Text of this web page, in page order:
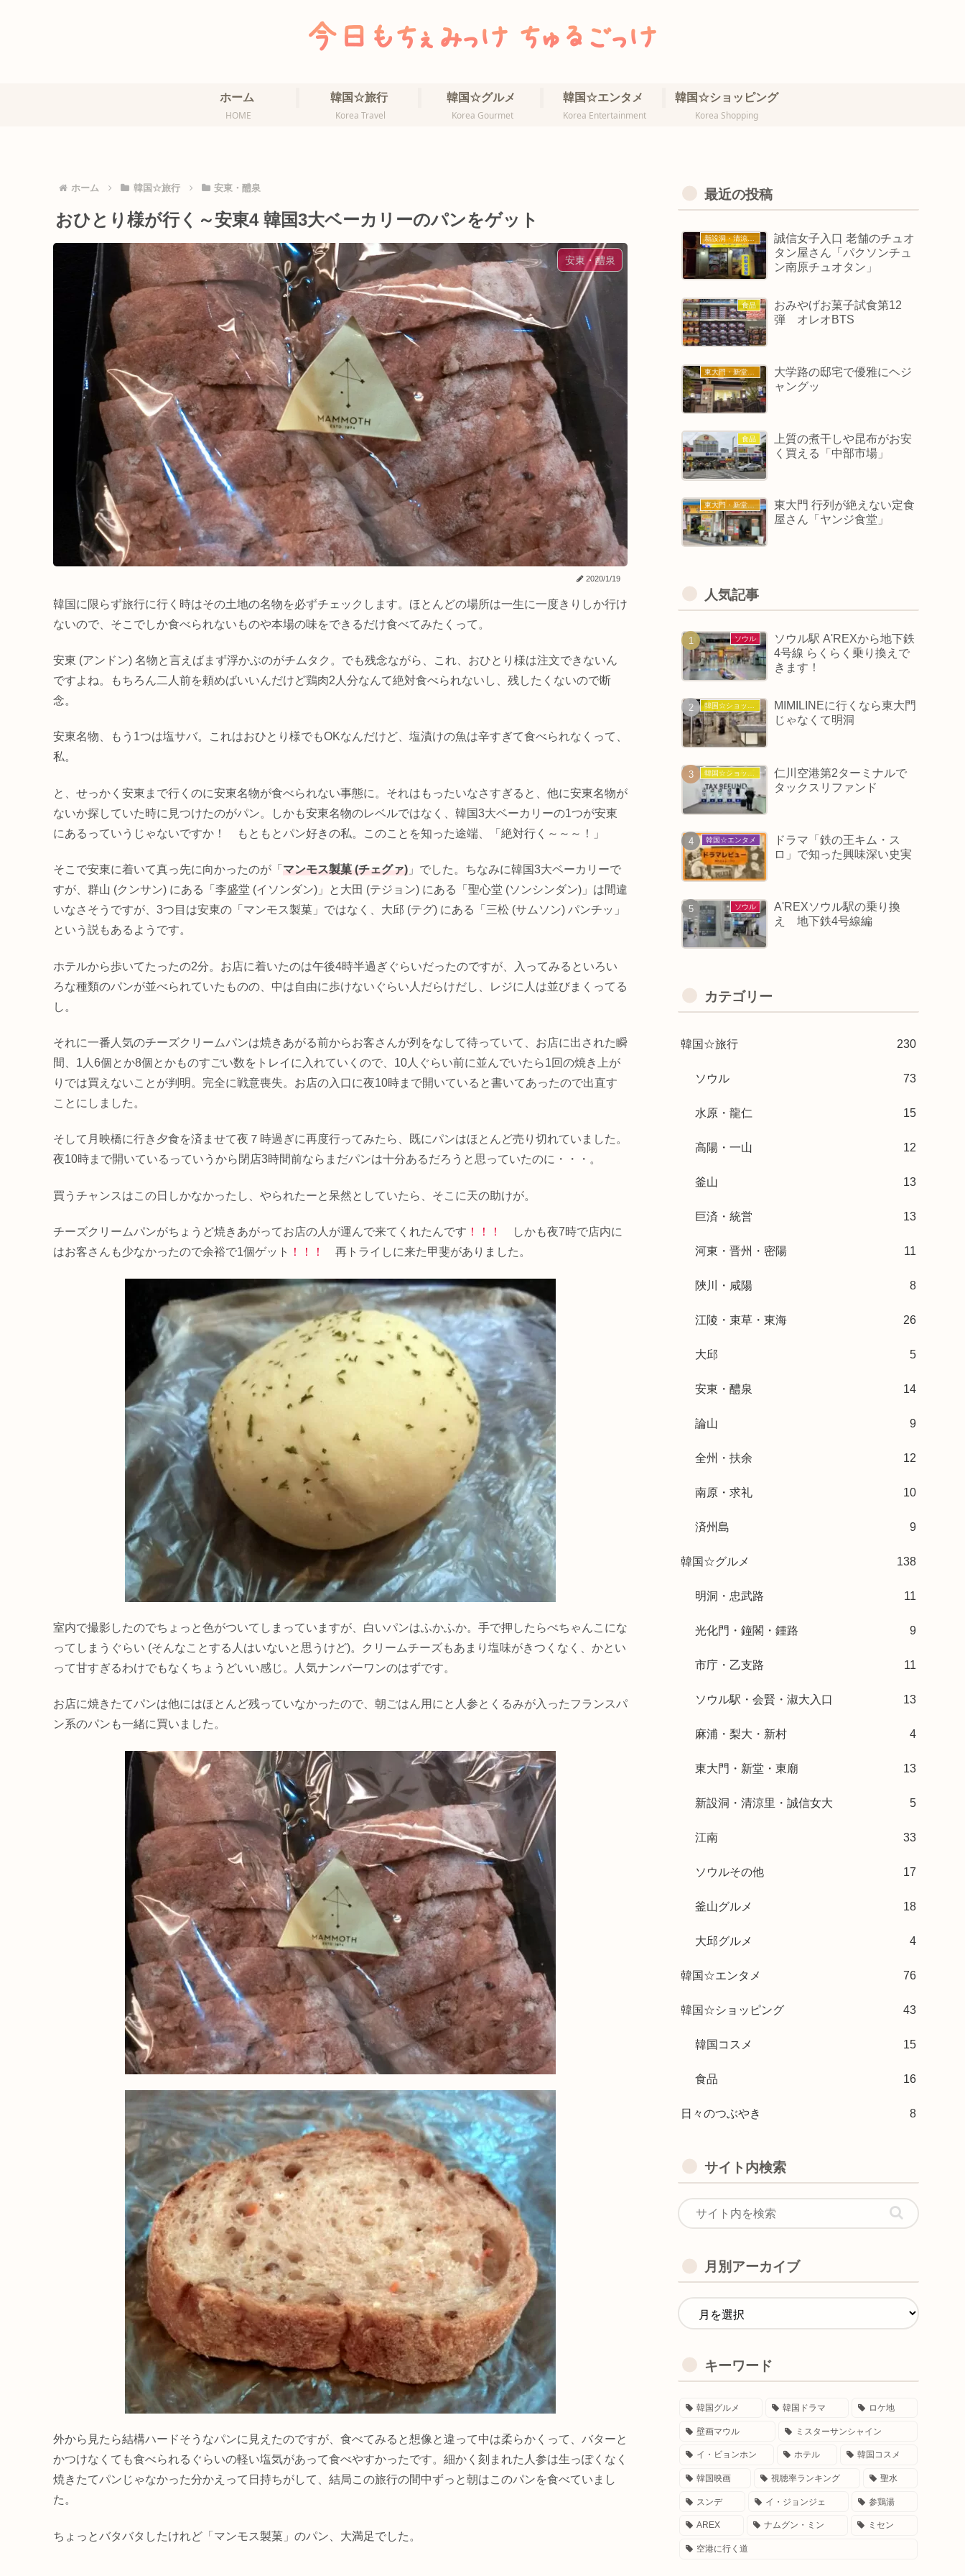
ホーム
HOME
韓国☆旅行
Korea Travel
韓国☆グルメ
Korea Gourmet
韓国☆エンタメ
Korea Entertainment
韓国☆ショッピング
Korea Shopping
ホーム 韓国☆旅行 安東・醴泉
おひとり様が行く～安東4 韓国3大ベーカリーのパンをゲット
安東・醴泉
2020/1/19
韓国に限らず旅行に行く時はその土地の名物を必ずチェックします。ほとんどの場所は一生に一度きりしか行け
ないので、そこでしか食べられないものや本場の味をできるだけ食べてみたくって。
安東 (アンドン) 名物と言えばまず浮かぶのがチムタク。でも残念ながら、これ、おひとり様は注文できないん
ですよね。もちろん二人前を頼めばいいんだけど鶏肉2人分なんて絶対食べられないし、残したくないので断
念。
安東名物、もう1つは塩サバ。これはおひとり様でもOKなんだけど、塩漬けの魚は辛すぎて食べられなくって、
私。
と、せっかく安東まで行くのに安東名物が食べられない事態に。それはもったいなさすぎると、他に安東名物が
ないか探していた時に見つけたのがパン。しかも安東名物のレベルではなく、韓国3大ベーカリーの1つが安東
にあるっていうじゃないですか！ もともとパン好きの私。このことを知った途端、「絶対行く～～～！」
そこで安東に着いて真っ先に向かったのが「 マンモス製菓 (チェグァ) 」でした。ちなみに韓国3大ベーカリーで
すが、群山 (クンサン) にある「李盛堂 (イソンダン)」と大田 (テジョン) にある「聖心堂 (ソンシンダン)」は間違
いなさそうですが、3つ目は安東の「マンモス製菓」ではなく、大邱 (テグ) にある「三松 (サムソン) パンチッ」
という説もあるようです。
ホテルから歩いてたったの2分。お店に着いたのは午後4時半過ぎぐらいだったのですが、入ってみるといろい
ろな種類のパンが並べられていたものの、中は自由に歩けないぐらい人だらけだし、レジに人は並びまくってる
し。
それに一番人気のチーズクリームパンは焼きあがる前からお客さんが列をなして待っていて、お店に出された瞬
間、1人6個とか8個とかものすごい数をトレイに入れていくので、10人ぐらい前に並んでいたら1回の焼き上が
りでは買えないことが判明。完全に戦意喪失。お店の入口に夜10時まで開いていると書いてあったので出直す
ことにしました。
そして月映橋に行き夕食を済ませて夜７時過ぎに再度行ってみたら、既にパンはほとんど売り切れていました。
夜10時まで開いているっていうから閉店3時間前ならまだパンは十分あるだろうと思っていたのに・・・。
買うチャンスはこの日しかなかったし、やられたーと呆然としていたら、そこに天の助けが。
チーズクリームパンがちょうど焼きあがってお店の人が運んで来てくれたんです ！！！
しかも夜7時で店内に
はお客さんも少なかったので余裕で1個ゲット
！！！ 再トライしに来た甲斐がありました。
室内で撮影したのでちょっと色がついてしまっていますが、白いパンはふかふか。手で押したらぺちゃんこにな
ってしまうぐらい (そんなことする人はいないと思うけど)。クリームチーズもあまり塩味がきつくなく、かとい
って甘すぎるわけでもなくちょうどいい感じ。人気ナンバーワンのはずです。
お店に焼きたてパンは他にはほとんど残っていなかったので、朝ごはん用にと人参とくるみが入ったフランスパ
ン系のパンも一緒に買いました。
外から見たら結構ハードそうなパンに見えたのですが、食べてみると想像と違って中は柔らかくって、バターと
かつけなくても食べられるぐらいの軽い塩気があって食べやすかったです。細かく刻まれた人参は生っぽくなく
焼きたてパンじゃなかった分かえって日持ちがして、結局この旅行の間中ずっと朝はこのパンを食べていまし
た。
ちょっとバタバタしたけれど「マンモス製菓」のパン、大満足でした。
最近の投稿
新設洞・清涼里・誠信女大
誠信女子入口 老舗のチュオ
タン屋さん「パクソンチュ
ン南原チュオタン」
食品
おみやげお菓子試食第12
弾 オレオBTS
大学路の邸宅で優雅にヘジ
ャングッ
食品
上質の煮干しや昆布がお安
く買える「中部市場」
東大門・新堂・東廟
東大門 行列が絶えない定食
屋さん「ヤンジ食堂」
人気記事
ソウル
ソウル駅 A'REXから地下鉄
4号線 らくらく乗り換えで
きます！
韓国☆ショッピング
MIMILINEに行くなら東大門
じゃなくて明洞
仁川空港第2ターミナルで
タックスリファンド
韓国☆エンタメ
ドラマ「鉄の王キム・ス
ロ」で知った興味深い史実
ソウル
A'REXソウル駅の乗り換
え 地下鉄4号線編
カテゴリー
韓国☆旅行 230
ソウル 73
水原・龍仁 15
高陽・一山 12
釜山 13
巨済・統営 13
河東・晋州・密陽 11
陜川・咸陽 8
江陵・束草・東海 26
大邱 5
安東・醴泉 14
論山 9
全州・扶余 12
南原・求礼 10
済州島 9
韓国☆グルメ 138
明洞・忠武路 11
光化門・鐘閣・鍾路 9
市庁・乙支路 11
ソウル駅・会賢・淑大入口 13
麻浦・梨大・新村 4
東大門・新堂・東廟 13
新設洞・清涼里・誠信女大 5
江南 33
ソウルその他 17
釜山グルメ 18
大邱グルメ 4
韓国☆エンタメ 76
韓国☆ショッピング 43
韓国コスメ 15
食品 16
日々のつぶやき 8
サイト内検索
月別アーカイブ
キーワード
韓国グルメ 韓国ドラマ ロケ地
壁画マウル ミスターサンシャイン
イ・ビョンホン ホテル 韓国コスメ
韓国映画 視聴率ランキング 聖水
スンデ イ・ジョンジェ 参鶏湯
AREX ナムグン・ミン ミセン
空港に行く道